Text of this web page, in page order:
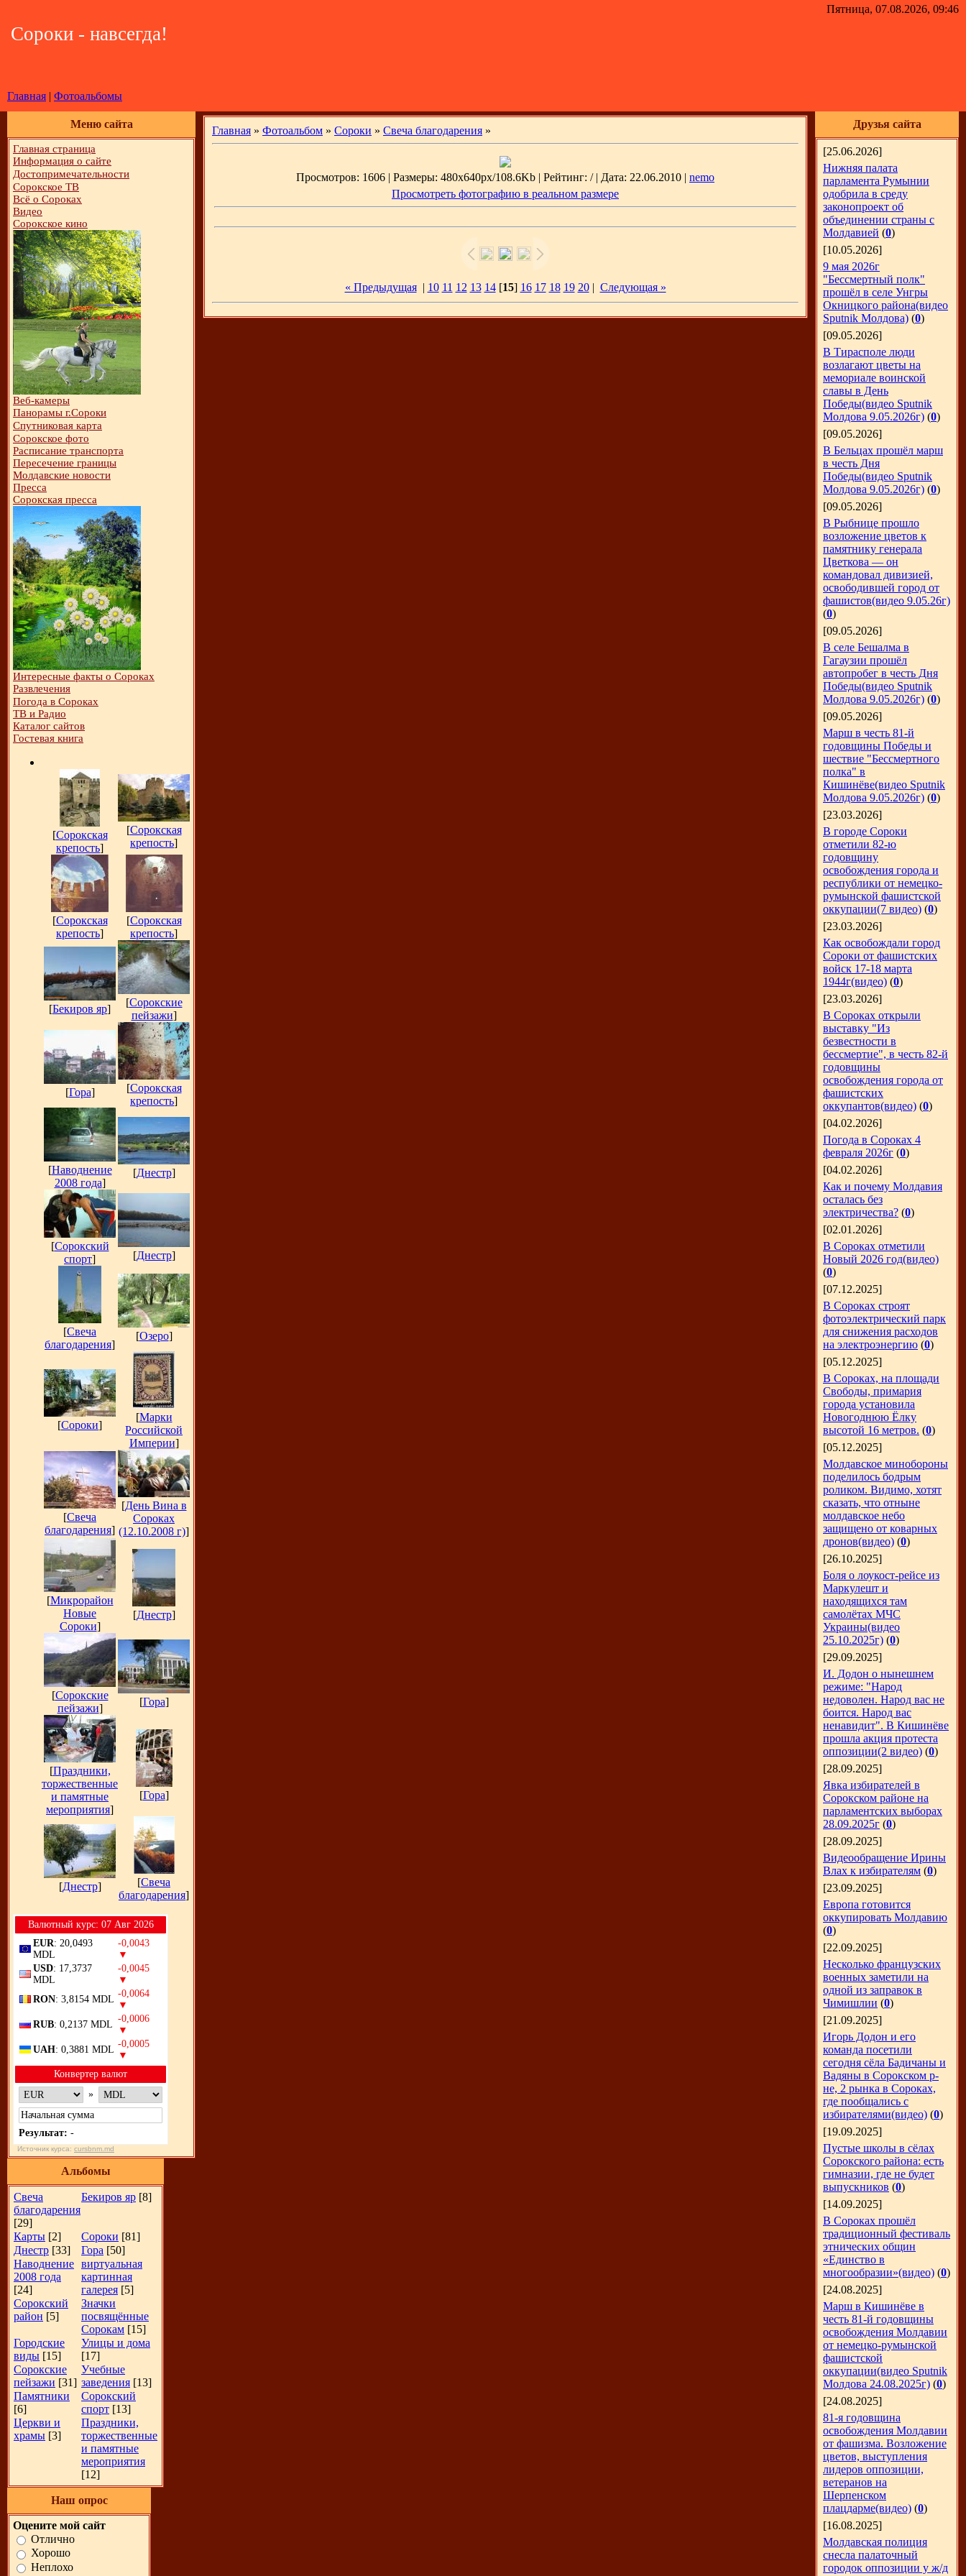
Сороки - навсегда!
Главная | Фотоальбомы
Пятница, 07.08.2026, 09:46
Меню сайта
Главная страница
Информация о сайте
Достопримечательности
Сорокское ТВ
Всё о Сороках
Видео
Сорокское кино
Веб-камеры
Панорамы г.Сороки
Спутниковая карта
Сорокское фото
Расписание транспорта
Пересечение границы
Молдавские новости
Пресса
Сорокская пресса
Интересные факты о Сороках
Развлечения
Погода в Сороках
ТВ и Радио
Каталог сайтов
Гостевая книга
[Сорокская
крепость]
[Сорокская
крепость]
[Сорокская
крепость]
[Сорокская
крепость]
[Бекиров яр]
[Сорокские
пейзажи]
[Гора] [Сорокская
крепость]
[Наводнение
2008 года]
[Днестр]
[Сорокский
спорт] [Днестр]
[Свеча
благодарения]
[Озеро]
[Сороки]
[Марки
Российской
Империи]
[Свеча
благодарения]
[День Вина в
Сороках
(12.10.2008 г)]
[Микрорайон
Новые
Сороки]
[Днестр]
[Сорокские
пейзажи]
[Гора]
[Праздники,
торжественные
и памятные
мероприятия]
[Гора]
[Днестр] [Свеча
благодарения]
Bалютный курс: 07 Авг 2026
EUR: 20,0493
MDL
-0,0043
▼
USD: 17,3737
MDL
-0,0045
▼
RON: 3,8154 MDL
-0,0064
▼
RUB: 0,2137 MDL
-0,0006
▼
UAH: 0,3881 MDL
-0,0005
▼
Конвертер валют
»
Результат: -
Источник курса: cursbnm.md
Альбомы
Свеча
благодарения
[29]
Бекиров яр [8]
Карты [2] Сороки [81]
Днестр [33] Гора [50]
Наводнение
2008 года
[24]
виртуальная
картинная
галерея [5]
Сорокский
район [5]
Значки
посвящённые
Сорокам [15]
Городские
виды [15]
Улицы и дома
[17]
Сорокские
пейзажи [31]
Учебные
заведения [13]
Памятники
[6]
Сорокский
спорт [13]
Церкви и
храмы [3]
Праздники,
торжественные
и памятные
мероприятия
[12]
Наш опрос
Оцените мой сайт
Отлично
Хорошо
Неплохо
Главная » Фотоальбом » Сороки » Свеча благодарения »
Просмотров: 1606 | Размеры: 480x640px/108.6Kb | Рейтинг: / | Дата: 22.06.2010 | nemo
Просмотреть фотографию в реальном размере
« Предыдущая| 10 11 12 13 14[15] 16 17 18 19 20| Следующая »
Друзья сайта
[25.06.2026]
Нижняя палата
парламента Румынии
одобрила в среду
законопроект об
объединении страны с
Молдавией (0)
[10.05.2026]
9 мая 2026г
"Бессмертный полк"
прошёл в селе Унгры
Окницкого района(видео
Sputnik Молдова) (0)
[09.05.2026]
В Тирасполе люди
возлагают цветы на
мемориале воинской
славы в День
Победы(видео Sputnik
Молдова 9.05.2026г) (0)
[09.05.2026]
В Бельцах прошёл марш
в честь Дня
Победы(видео Sputnik
Молдова 9.05.2026г) (0)
[09.05.2026]
В Рыбнице прошло
возложение цветов к
памятнику генерала
Цветкова — он
командовал дивизией,
освободившей город от
фашистов(видео 9.05.26г)
(0)
[09.05.2026]
В селе Бешалма в
Гагаузии прошёл
автопробег в честь Дня
Победы(видео Sputnik
Молдова 9.05.2026г) (0)
[09.05.2026]
Марш в честь 81-й
годовщины Победы и
шествие "Бессмертного
полка" в
Кишинёве(видео Sputnik
Молдова 9.05.2026г) (0)
[23.03.2026]
В городе Сороки
отметили 82-ю
годовщину
освобождения города и
республики от немецко-
румынской фашистской
оккупации(7 видео) (0)
[23.03.2026]
Как освобождали город
Сороки от фашистских
войск 17-18 марта
1944г(видео) (0)
[23.03.2026]
В Сороках открыли
выставку "Из
безвестности в
бессмертие", в честь 82-й
годовщины
освобождения города от
фашистских
оккупантов(видео) (0)
[04.02.2026]
Погода в Сороках 4
февраля 2026г (0)
[04.02.2026]
Как и почему Молдавия
осталась без
электричества? (0)
[02.01.2026]
В Сороках отметили
Новый 2026 год(видео)
(0)
[07.12.2025]
В Сороках строят
фотоэлектрический парк
для снижения расходов
на электроэнергию (0)
[05.12.2025]
В Сороках, на площади
Свободы, примария
города установила
Новогоднюю Ёлку
высотой 16 метров. (0)
[05.12.2025]
Молдавское минобороны
поделилось бодрым
роликом. Видимо, хотят
сказать, что отныне
молдавское небо
защищено от коварных
дронов(видео) (0)
[26.10.2025]
Боля о лоукост-рейсе из
Маркулешт и
находящихся там
самолётах МЧС
Украины(видео
25.10.2025г) (0)
[29.09.2025]
И. Додон о нынешнем
режиме: "Народ
недоволен. Народ вас не
боится. Народ вас
ненавидит". В Кишинёве
прошла акция протеста
оппозиции(2 видео) (0)
[28.09.2025]
Явка избирателей в
Сорокском районе на
парламентских выборах
28.09.2025г (0)
[28.09.2025]
Видеообращение Ирины
Влах к избирателям (0)
[23.09.2025]
Европа готовится
оккупировать Молдавию
(0)
[22.09.2025]
Несколько французских
военных заметили на
одной из заправок в
Чимишлии (0)
[21.09.2025]
Игорь Додон и его
команда посетили
сегодня сёла Бадичаны и
Вадяны в Сорокском р-
не, 2 рынка в Сороках,
где пообщались с
избирателями(видео) (0)
[19.09.2025]
Пустые школы в сёлах
Сорокского района: есть
гимназии, где не будет
выпускников (0)
[14.09.2025]
В Сороках прошёл
традиционный фестиваль
этнических общин
«Единство в
многообразии»(видео) (0)
[24.08.2025]
Марш в Кишинёве в
честь 81-й годовщины
освобождения Молдавии
от немецко-румынской
фашистской
оккупации(видео Sputnik
Молдова 24.08.2025г) (0)
[24.08.2025]
81-я годовщина
освобождения Молдавии
от фашизма. Возложение
цветов, выступления
лидеров оппозиции,
ветеранов на
Шерпенском
плацдарме(видео) (0)
[16.08.2025]
Молдавская полиция
снесла палаточный
городок оппозиции у ж/д